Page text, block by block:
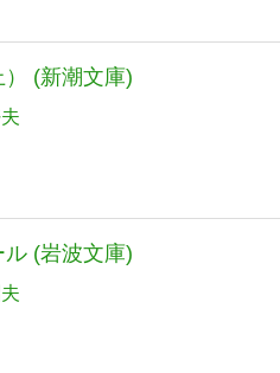
） (新潮文庫)
(岩波文庫)